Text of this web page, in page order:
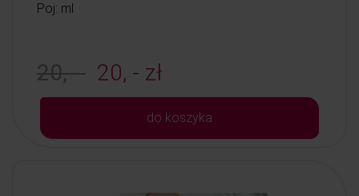
Poj: ml
20, - 20, - zł
do koszyka